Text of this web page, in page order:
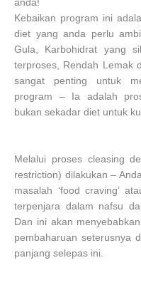
Kebaikan program ini
diet yang anda perlu
Gula, Karbohidrat yang
terproses, Rendah Lemak
sangat penting untuk
program – Ia adalah
bukan sekadar diet untuk
Melalui proses cleasing
restriction) dilakukan –
masalah ‘food craving’
terpenjara dalam nafsu
Dan ini akan
pembaharuan seterusnya
panjang selepas ini.